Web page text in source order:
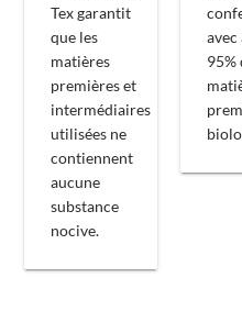
Tex garantit
que les
matières
premières et
intermédiaires
utilisées ne
contiennent
aucune
substance
nocive.
avec
95%